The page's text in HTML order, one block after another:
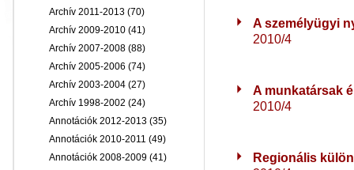
A személyügyi
2010/4
A munkatársak
2010/4
Regionális
Archív 2011-2013 (70)
Archív 2009-2010 (41)
Archív 2007-2008 (88)
Archív 2005-2006 (74)
Archív 2003-2004 (27)
Archív 1998-2002 (24)
Annotációk 2012-2013 (35)
Annotációk 2010-2011 (49)
Annotációk 2008-2009 (41)